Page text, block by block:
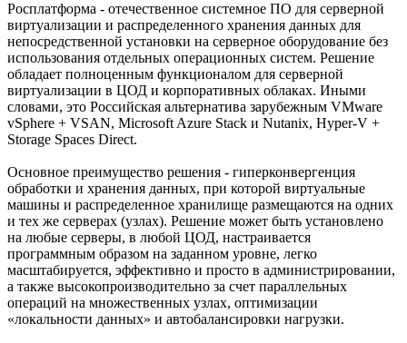
Росплатформа - отечественное системное ПО для серверной
виртуализации и распределенного хранения данных для
непосредственной установки на серверное оборудование без
использования отдельных операционных систем. Решение
обладает полноценным функционалом для серверной
виртуализации в ЦОД и корпоративных облаках. Иными
словами, это Российская альтернатива зарубежным VMware
vSphere + VSAN, Microsoft Azure Stack и Nutanix, Hyper-V +
Storage Spaces Direct.
Основное преимущество решения - гиперконвергенция
обработки и хранения данных, при которой виртуальные
машины и распределенное хранилище размещаются на одних
и тех же серверах (узлах). Решение может быть установлено
на любые серверы, в любой ЦОД, настраивается
программным образом на заданном уровне, легко
масштабируется, эффективно и просто в администрировании,
а также высокопроизводительно за счет параллельных
операций на множественных узлах, оптимизации
«локальности данных» и автобалансировки нагрузки.